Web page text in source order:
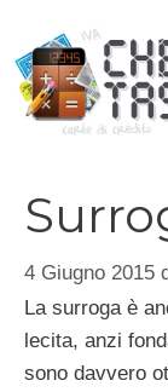
contenuto
4 Giugno 2015
La surroga è
lecita, anzi
sono davvero